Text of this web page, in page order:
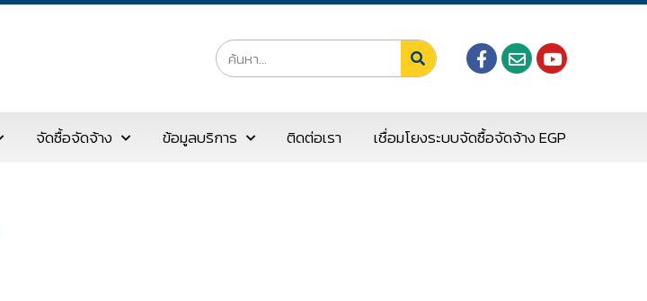
จัดซื้อจัดจ้าง ข้อมูลบริการ ติดต่อเรา เชื่อมโยงระบบจัดซื้อจัดจ้าง EGP